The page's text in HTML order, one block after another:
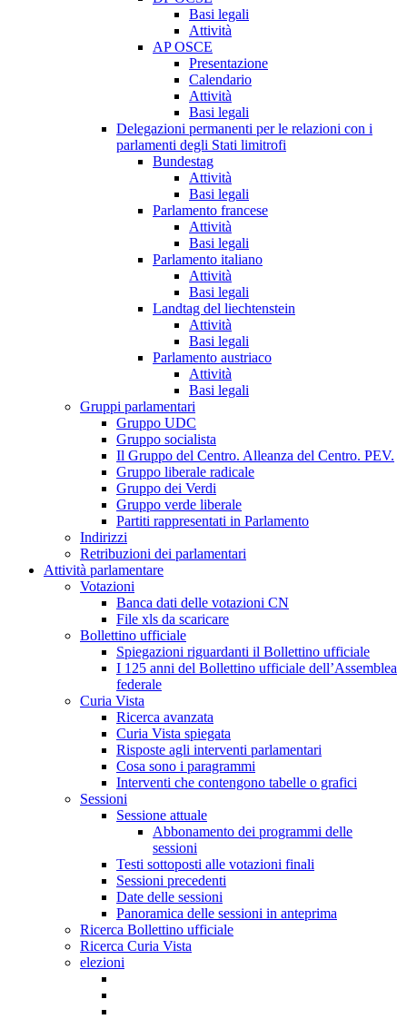
Basi legali
Attività
AP OSCE
Presentazione
Calendario
Attività
Basi legali
Delegazioni permanenti per le relazioni con i
parlamenti degli Stati limitrofi
Bundestag
Attività
Basi legali
Parlamento francese
Attività
Basi legali
Parlamento italiano
Attività
Basi legali
Landtag del liechtenstein
Attività
Basi legali
Parlamento austriaco
Attività
Basi legali
Gruppi parlamentari
Gruppo UDC
Gruppo socialista
Il Gruppo del Centro. Alleanza del Centro. PEV.
Gruppo liberale radicale
Gruppo dei Verdi
Gruppo verde liberale
Partiti rappresentati in Parlamento
Indirizzi
Retribuzioni dei parlamentari
Attività parlamentare
Votazioni
Banca dati delle votazioni CN
File xls da scaricare
Bollettino ufficiale
Spiegazioni riguardanti il Bollettino ufficiale
I 125 anni del Bollettino ufficiale dell’Assemblea
federale
Curia Vista
Ricerca avanzata
Curia Vista spiegata
Risposte agli interventi parlamentari
Cosa sono i paragrammi
Interventi che contengono tabelle o grafici
Sessioni
Sessione attuale
Abbonamento dei programmi delle
sessioni
Testi sottoposti alle votazioni finali
Sessioni precedenti
Date delle sessioni
Panoramica delle sessioni in anteprima
Ricerca Bollettino ufficiale
Ricerca Curia Vista
elezioni